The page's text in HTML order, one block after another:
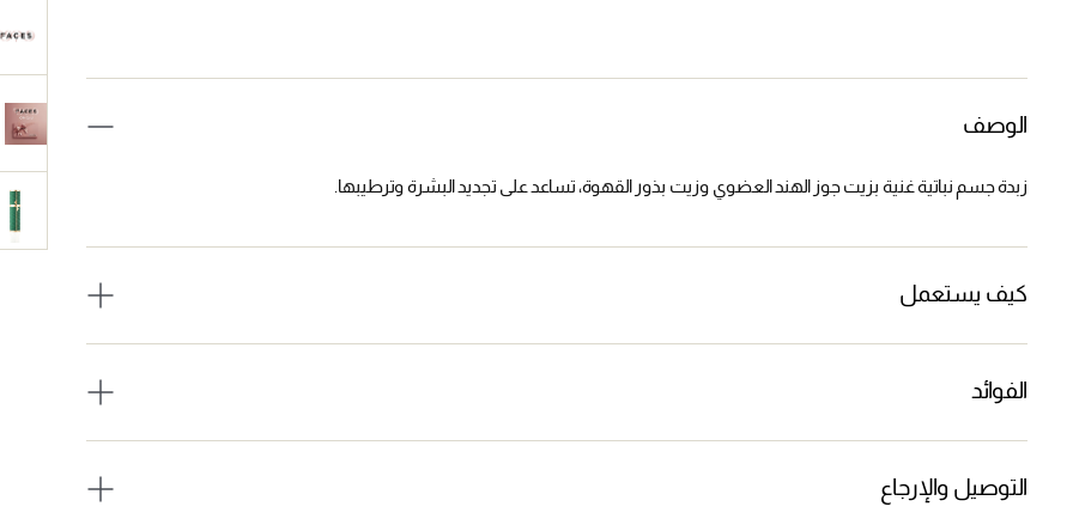
الوصف
زبدة جسم نباتية غنية بزيت جوز الهند العضوي وزيت بذور القهوة، تساعد على تجديد البشرة وترطيبها.
كيف يستعمل
الفوائد
التوصيل والإرجاع